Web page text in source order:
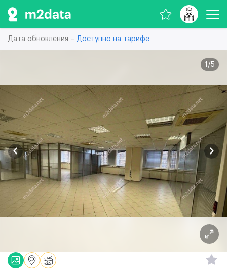
Дата обновления – Доступно на тарифе
1 /5